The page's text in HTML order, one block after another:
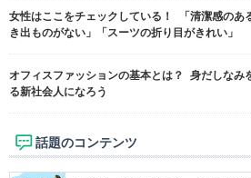
女性はここをチェックしている！ 「清潔感のあ
き出ものがない」「スーツの折り目がきれい」
オフィスファッションの基本とは？ 身だしなみ
る新社会人になろう
話題のコンテンツ